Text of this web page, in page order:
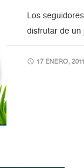
Los
disfrutar de un
17 ENERO,